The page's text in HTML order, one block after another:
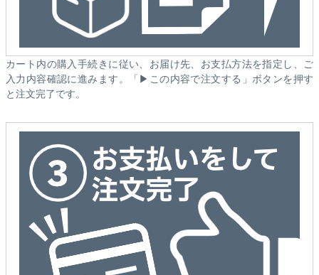
カート内の購入手続きに従い、お届け先、お支払方法を指定し、ご
入力内容確認に進みます。「▶この内容で注文する」ボタンを押す
と注文完了です。